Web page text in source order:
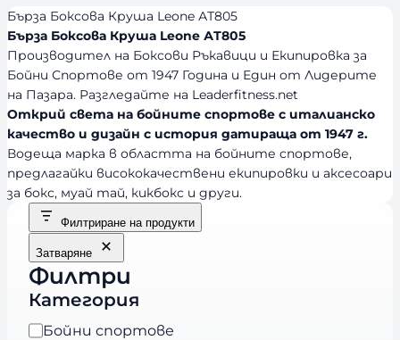
Бърза Боксова Круша Leone АТ805
Бърза Боксова Круша Leone АТ805
Производител на Боксови Ръкавици и Екипировка за
Бойни Спортове от 1947 Година и Един от Лидерите
на Пазара. Разгледайте на Leaderfitness.net
Открий света на бойните спортове с италианско
качество и дизайн с история датираща от 1947 г.
Водеща марка в областта на бойните спортове,
предлагайки висококачествени екипировки и аксесоари
за бокс, муай тай, кикбокс и други.
Филтриране на продукти
Затваряне
Филтри
Категория
К Бойни спортове